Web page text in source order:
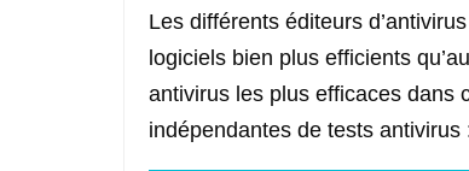
Les différents éditeurs
logiciels bien plus efficients
antivirus les plus efficaces dans
indépendantes de tests antivirus